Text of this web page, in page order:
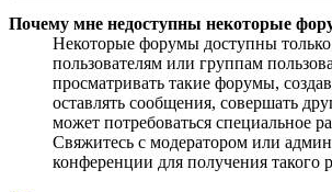
Почему мне недоступны некоторые
Некоторые форумы доступны
пользователям или группам
просматривать такие форумы,
оставлять сообщения, совершать
может потребоваться специальное
Свяжитесь с модератором или
конференции для получения такого